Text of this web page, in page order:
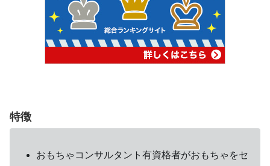
特徴
おもちゃコンサルタント有資格者がおもちゃをセ